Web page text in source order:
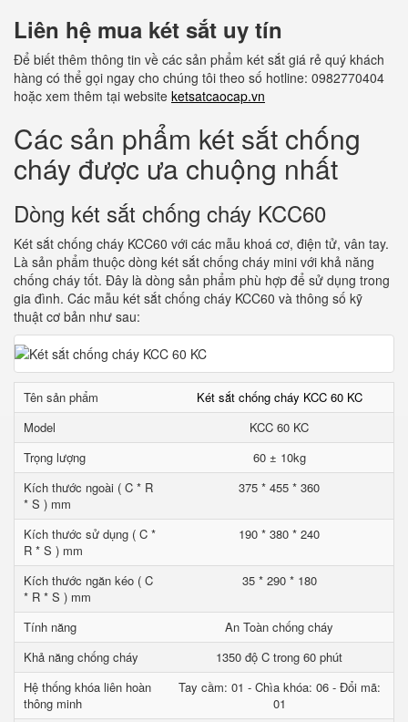
Liên hệ mua két sắt uy tín
Để biết thêm thông tin về các sản phẩm két sắt giá rẻ quý khách
hàng có thể gọi ngay cho chúng tôi theo số hotline: 0982770404
hoặc xem thêm tại website ketsatcaocap.vn
Các sản phẩm két sắt chống
cháy được ưa chuộng nhất
Dòng két sắt chống cháy KCC60
Két sắt chống cháy KCC60 với các mẫu khoá cơ, điện tử, vân tay.
Là sản phẩm thuộc dòng két sắt chống cháy mini với khả năng
chống cháy tốt. Đây là dòng sản phẩm phù hợp để sử dụng trong
gia đình. Các mẫu két sắt chống cháy KCC60 và thông số kỹ
thuật cơ bản như sau:
Tên sản phẩm
Két sắt chống cháy KCC 60 KC
Model
KCC 60 KC
Trọng lượng
60 ± 10kg
Kích thước ngoài ( C * R
* S ) mm
375 * 455 * 360
Kích thước sử dụng ( C *
R * S ) mm
190 * 380 * 240
Kích thước ngăn kéo ( C
* R * S ) mm
35 * 290 * 180
Tính năng
An Toàn chống cháy
Khả năng chống cháy
1350 độ C trong 60 phút
Hệ thống khóa liên hoàn
thông minh
Tay cầm: 01 - Chìa khóa: 06 - Đổi mã:
01